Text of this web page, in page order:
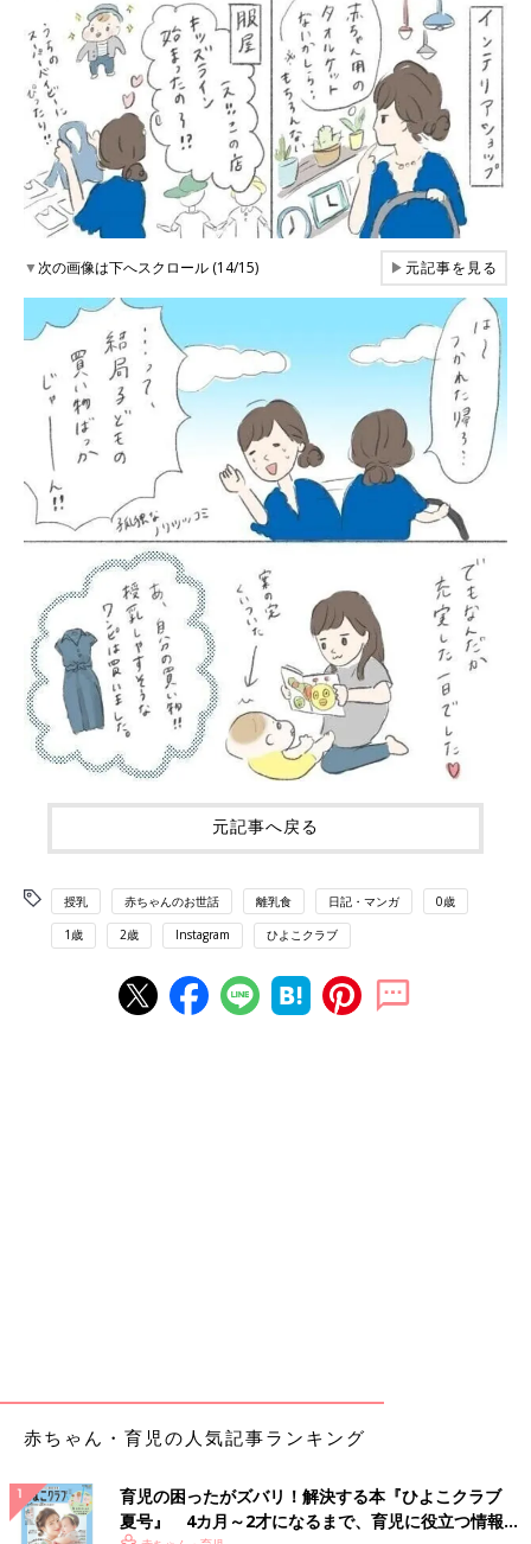
▼次の画像は下へスクロール (14/15) ▶元記事を見る
元記事へ戻る
授乳 赤ちゃんのお世話 離乳食 日記・マンガ 0歳
1歳 2歳 Instagram ひよこクラブ
赤ちゃん・育児の人気記事ランキング
育児の困ったがズバリ！解決する本『ひよこクラブ
夏号』 4カ月～2才になるまで、育児に役立つ情報が